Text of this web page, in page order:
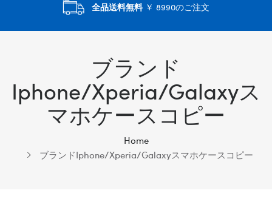
全品送料無料￥ 8990のご注文
ブランド
Iphone/xperia/galaxyス
マホケースコピー
Home
ブランドiphone/xperia/galaxyスマホケースコピー